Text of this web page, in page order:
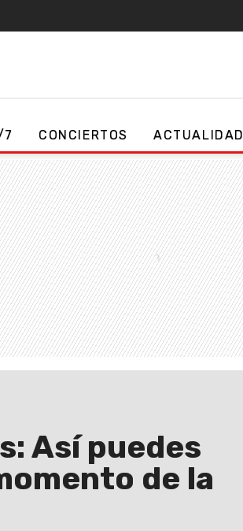
7 CONCIERTOS ACTUALIDAD
Así puedes
de la